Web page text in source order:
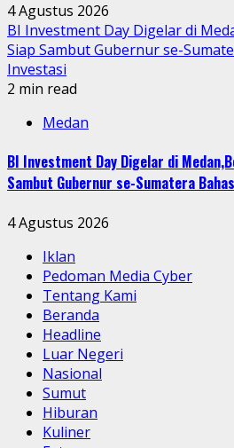
4 Agustus 2026
BI Investment Day Digelar di
Siap Sambut Gubernur se-
Investasi
2 min read
Medan
BI Investment Day Digelar di
Sambut Gubernur se-Sumatera
4 Agustus 2026
Iklan
Pedoman Media Cyber
Tentang Kami
Beranda
Headline
Luar Negeri
Nasional
Sumut
Hiburan
Kuliner